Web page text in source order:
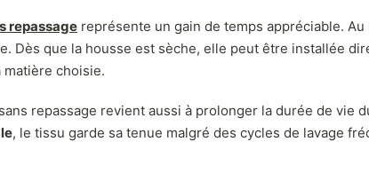
repassage représente un gain de temps appréciable.
Dès que la housse est sèche, elle peut être installée
choisie.
repassage revient aussi à prolonger la durée de
, le tissu garde sa tenue malgré des cycles de lavage